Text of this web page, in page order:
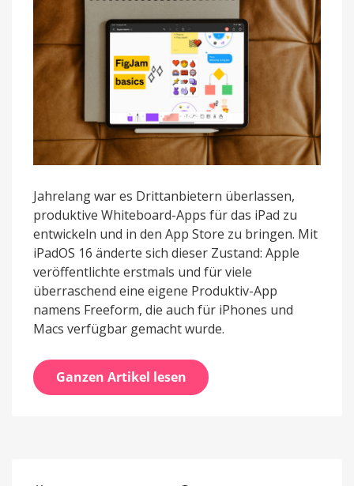
Jahrelang war es Drittanbietern überlassen,
produktive Whiteboard-Apps für das iPad zu
entwickeln und in den App Store zu bringen. Mit
iPadOS 16 änderte sich dieser Zustand: Apple
veröffentlichte erstmals und für viele
überraschend eine eigene Produktiv-App
namens Freeform, die auch für iPhones und
Macs verfügbar gemacht wurde.
Ganzen Artikel lesen